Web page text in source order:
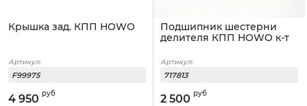
Крышка зад. КПП HOWO
Артикул:
F99975
4 950 руб
Подшипник шестерни
делителя КПП HOWO к-т
Артикул:
717813
2 500 руб